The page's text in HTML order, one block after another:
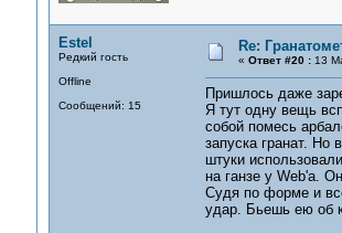
Estel
Редкий гость
Offline
Сообщений: 15
Re:
« Ответ #20 :13
Пришлось даже
Я тут одну вещь
собой помесь
запуска гранат.
штуки
на ганзе у Web'a.
Судя по форме и
удар. Бьешь ею об